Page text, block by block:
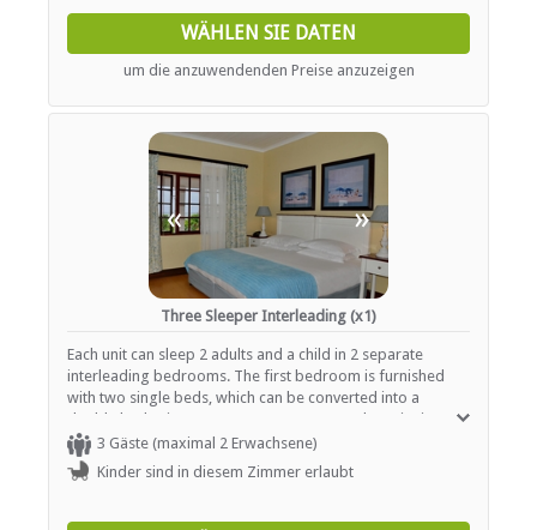
WÄHLEN SIE DATEN
um die anzuwendenden Preise anzuzeigen
« »
Three Sleeper Interleading (x1)
Each unit can sleep 2 adults and a child in 2 separate
interleading bedrooms. The first bedroom is furnished
with two single beds, which can be converted into a
double bed using a mattress converter, and one junior
bed for a child. The en-suite bathroom is fitted with a
shower and bath, a basin and a toilet. In addition, each
room contains air-conditioning, a TV with selected DStv
3 Gäste (maximal 2 Erwachsene)
Kinder sind in diesem Zimmer erlaubt